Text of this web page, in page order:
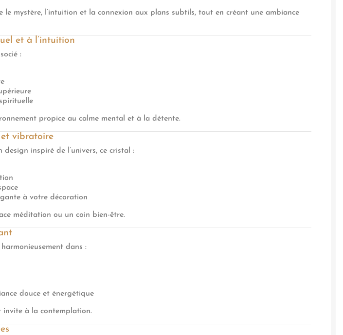
mystère, l’intuition et la connexion aux plans subtils, tout en créant une ambiance
et à l’intuition
:
propice au calme mental et à la détente.
et vibratoire
inspiré de l’univers, ce cristal :
à votre décoration
méditation ou un coin bien-être.
dans :
douce et énergétique
à la contemplation.